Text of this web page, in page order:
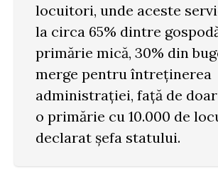
locuitori, unde aceste
la circa 65% dintre
primărie mică, 30% din
merge pentru întreținerea
administrației, față de
o primărie cu 10.000 de
declarat șefa statului.